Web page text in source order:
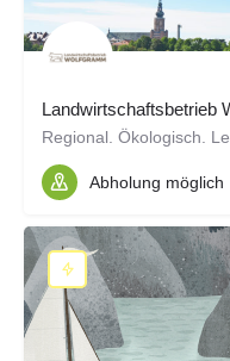
Landwirtschaftsbetrieb
Regional. Ökologisch.
Abholung möglich